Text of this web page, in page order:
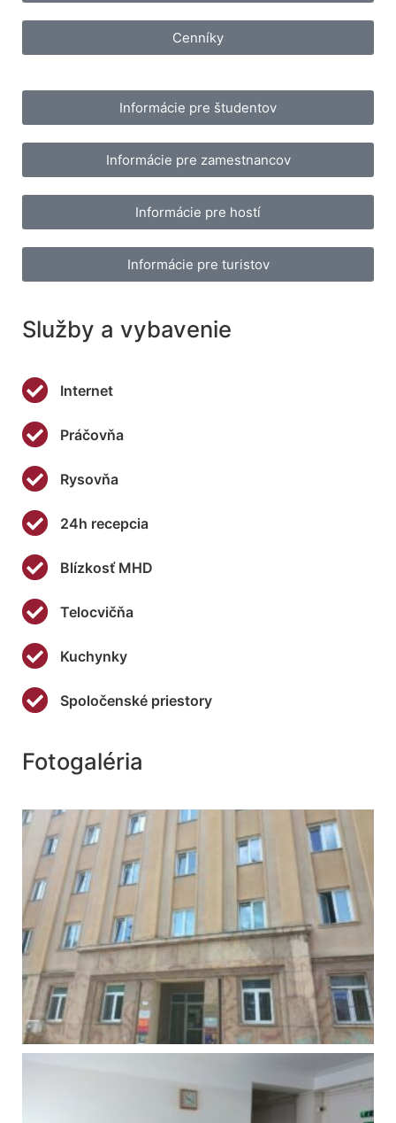
Cenníky
Informácie pre študentov
Informácie pre zamestnancov
Informácie pre hostí
Informácie pre turistov
Služby a vybavenie
Internet
Práčovňa
Rysovňa
24h recepcia
Blízkosť MHD
Telocvičňa
Kuchynky
Spoločenské priestory
Fotogaléria
Marketing
Zdieľaním
svojich záujmov
a správania
počas návštevy
našej stránky
zvyšujete šancu
na zobrazenie
kvalitnejšie
prispôsobeného
obsahu a